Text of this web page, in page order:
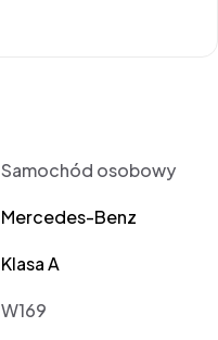
Samochód osobowy
Mercedes-Benz
Klasa A
W169